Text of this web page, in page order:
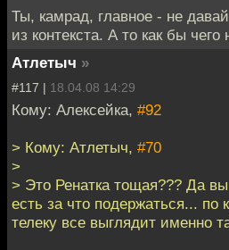
Ты, камрад, главное - не
из контекста. А то как бы чего
Атлетыч »
#117 | 18.04.08 14:29
Кому: Алексейка, #92
> Кому: Атлетыч, #70
>
> Это Ренатка тощая??? Да
есть за что подержаться... по
телеку все выглядит именно